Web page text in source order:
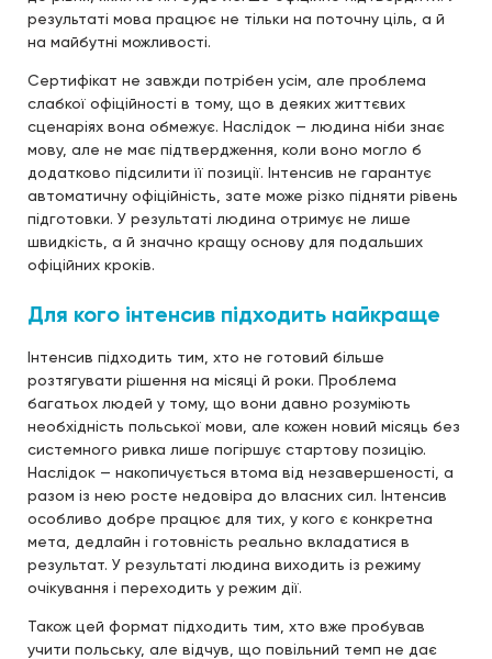
результаті мова працює не тільки на поточну ціль, а й
на майбутні можливості.
Сертифікат не завжди потрібен усім, але проблема
слабкої офіційності в тому, що в деяких життєвих
сценаріях вона обмежує. Наслідок — людина ніби знає
мову, але не має підтвердження, коли воно могло б
додатково підсилити її позиції. Інтенсив не гарантує
автоматичну офіційність, зате може різко підняти рівень
підготовки. У результаті людина отримує не лише
швидкість, а й значно кращу основу для подальших
офіційних кроків.
Для кого інтенсив підходить найкраще
Інтенсив підходить тим, хто не готовий більше
розтягувати рішення на місяці й роки. Проблема
багатьох людей у тому, що вони давно розуміють
необхідність польської мови, але кожен новий місяць без
системного ривка лише погіршує стартову позицію.
Наслідок — накопичується втома від незавершеності, а
разом із нею росте недовіра до власних сил. Інтенсив
особливо добре працює для тих, у кого є конкретна
мета, дедлайн і готовність реально вкладатися в
результат. У результаті людина виходить із режиму
очікування і переходить у режим дії.
Також цей формат підходить тим, хто вже пробував
учити польську, але відчув, що повільний темп не дає